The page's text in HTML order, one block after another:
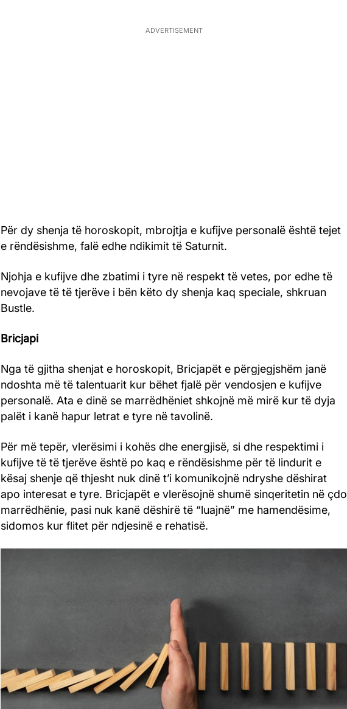
Për dy shenja të horoskopit, mbrojtja e kufijve personalë është tejet
e rëndësishme, falë edhe ndikimit të Saturnit.
Njohja e kufijve dhe zbatimi i tyre në respekt të vetes, por edhe të
nevojave të të tjerëve i bën këto dy shenja kaq speciale, shkruan
Bustle.
Bricjapi
Nga të gjitha shenjat e horoskopit, Bricjapët e përgjegjshëm janë
ndoshta më të talentuarit kur bëhet fjalë për vendosjen e kufijve
personalë. Ata e dinë se marrëdhëniet shkojnë më mirë kur të dyja
palët i kanë hapur letrat e tyre në tavolinë.
Për më tepër, vlerësimi i kohës dhe energjisë, si dhe respektimi i
kufijve të të tjerëve është po kaq e rëndësishme për të lindurit e
kësaj shenje që thjesht nuk dinë t’i komunikojnë ndryshe dëshirat
apo interesat e tyre. Bricjapët e vlerësojnë shumë sinqeritetin në çdo
marrëdhënie, pasi nuk kanë dëshirë të “luajnë” me hamendësime,
sidomos kur flitet për ndjesinë e rehatisë.